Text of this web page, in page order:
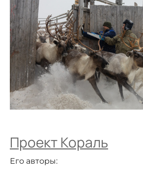
Проект Кораль
Его авторы: